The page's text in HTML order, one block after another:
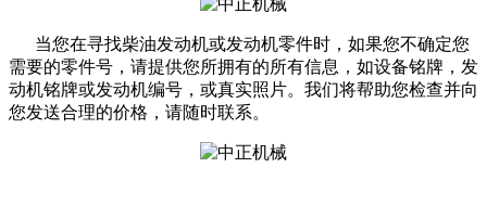
当您在寻找柴油发动机或发动机零件时，如果您不确定您
需要的零件号，请提供您所拥有的所有信息，如设备铭牌，发
动机铭牌或发动机编号，或真实照片。我们将帮助您检查并向
您发送合理的价格，请随时联系。